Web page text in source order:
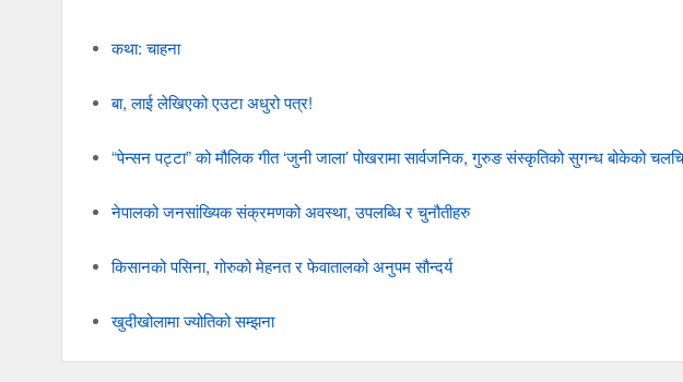
कथा: चाहना
बा, लाई लेखिएको एउटा अधुरो पत्र!
“पेन्सन पट्टा” को मौलिक गीत ‘जुनी जाला’ पोखरामा सार्वजनिक, गुरुङ संस्कृतिको सुगन्ध बोकेको
नेपालको जनसांख्यिक संक्रमणको अवस्था, उपलब्धि र चुनौतीहरु
किसानको पसिना, गोरुको मेहनत र फेवातालको अनुपम सौन्दर्य
खुदीखोलामा ज्योतिको सम्झना